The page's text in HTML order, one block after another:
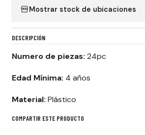
Mostrar stock de ubicaciones
DESCRIPCIÓN
Numero de piezas: 24pc
Edad Mínima: 4 años
Material: Plástico
COMPARTIR ESTE PRODUCTO